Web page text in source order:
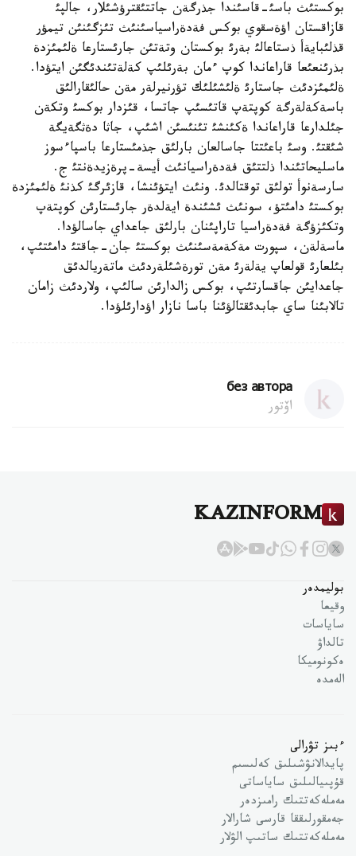
بوكستئث باسئ-قاسئندا جذرگةن جاتتئقترؤشئلار، جالپئ
قازاقستان اؤةسقوي بوكس فةدةراسياسئنئث تئزگئنئن تيمؤر
قذلئبايةأ ذستاعالئ بةرئ بوكستان وتةتئن جارئستارعا ةلئمئزدة
بذرئنعئعا قاراعاندا كوپ ءمان بةرئلئپ كةلةتئندئگئن ايتؤدا.
ةلئمئزدئث جاستارئ ةلئشئلئك تؤرنيرلةر مةن حالئقارالئق
باسةكةلةرگة كوپتةپ قاتئسئپ جاتسا، قئزدار بوكسئ وتكةن
جئلدارعا قاراعاندا ةكئنشئ تئنئسئن اشئپ، جاثا دةثگةيگة
شئقتئ. وسئ باعئتتا جاسالعان بارلئق جذمئستارعا باسپاءسوز
ماسليحاتئندا ذلتتئق فةدةراسيانئث أيسة-پرةزيدةنتئ ج.
سارسةنوأ تولئق توقتالدئ. ونئث ايتؤئنشا، قازئرگئ كذنئ ةلئمئزدة
بوكستئ دامئتؤ، سونئث ئشئندة ايةلدةر جارئستارئن كوپتةپ
وتكئزؤگة فةدةراسيا تاراپئنان بارلئق جاعداي جاسالؤدا.
ماسةلةن، سپورت مةكةمةسئنئث بوكستئ جان-جاقتئ دامئتئپ،
بئلعارئ قولعاپ يةلةرئ مةن تورةشئلةردئث ماتةريالدئق
جاعدايئن جاقسارتئپ، بوكس زالدارئن سالئپ، ولاردئث زامان
تالابئنا ساي جابدئقتالؤئنا باسا نازار اؤدارئلؤدا.
без автора
اۆتور
KAZINFORM
بوليمدەر
وقيعا
ساياسات
تالداۋ
ەكونوميكا
الەمدە
ءبىز تۋرالى
پايدالانۋشىلىق كەلىسىم
قۇپىيالىلىق ساياساتى
مەملەكەتتىك رامىزدەر
جەمقورلىققا قارسى شارالار
مەملەكەتتىك ساتىپ الۋلار